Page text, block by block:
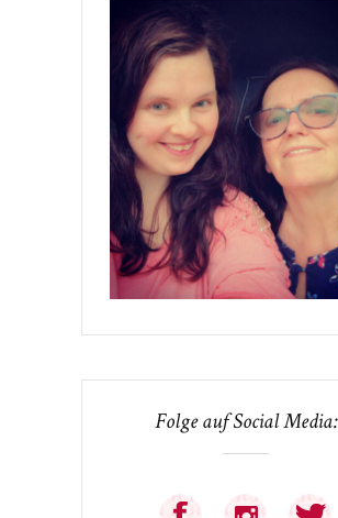
Folge auf Social Media: